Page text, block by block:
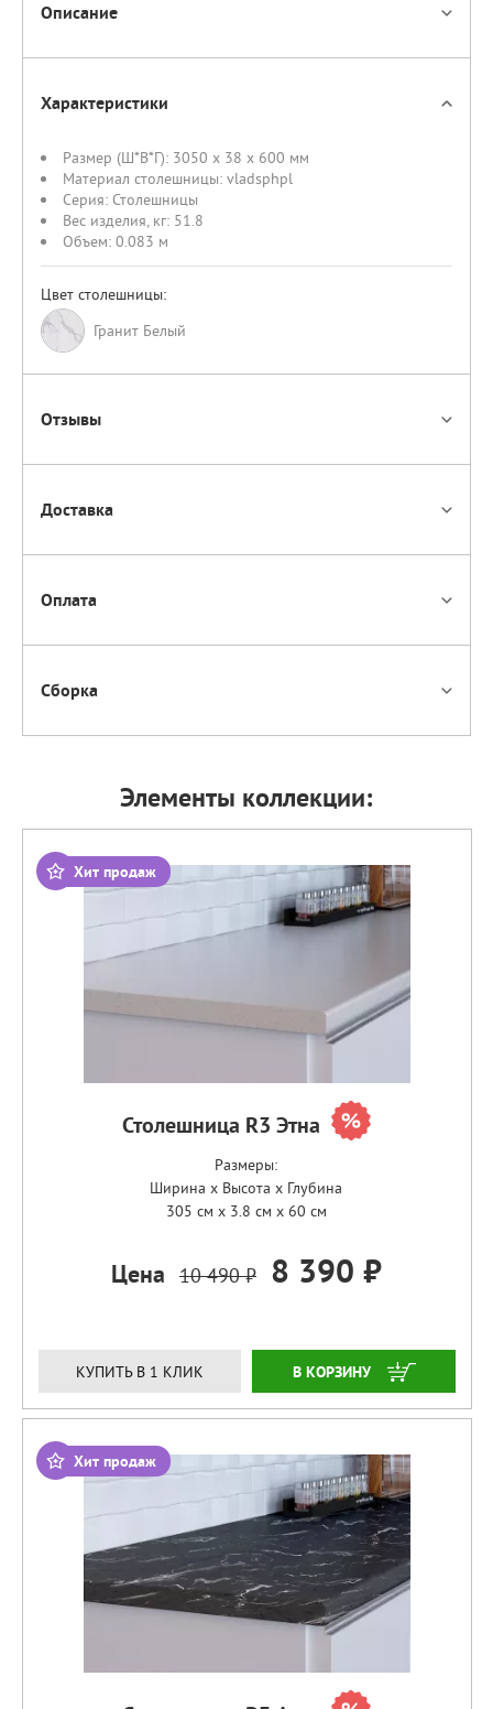
Описание
Характеристики
Размер (Ш*В*Г): 3050 x 38 x 600 мм
Материал столешницы: vladsphpl
Серия: Столешницы
Вес изделия, кг: 51.8
Объем: 0.083 м
Цвет столешницы:
Гранит Белый
Отзывы
Доставка
Оплата
Сборка
Элементы коллекции:
Хит продаж
Столешница R3 Этна
Размеры:
Ширина x Высота x Глубина
305 см x 3.8 см x 60 см
Цена 10 490 ₽ 8 390 ₽
КУПИТЬ В 1 КЛИК ЗАКАЗАТЬ
Хит продаж